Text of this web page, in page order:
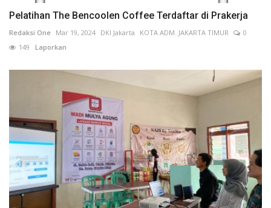
Pelatihan The Bencoolen Coffee Terdaftar di Prakerja
Redaksi One Mar 19, 2024 DKI Jakarta KOTA ADM. JAKARTA TIMUR
0
149 Laporkan